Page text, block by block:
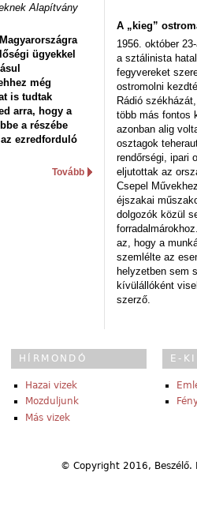
Alapítvány
ügyekkel
még
is tudtak
arra, hogy a
a részébe
ezredforduló
Tovább
A „kieg”
1956. október
a sztálinista
fegyvereket
ostromolni
Rádió
több más fontos
azonban alig
osztagok
rendőrségi, ipari
eljutottak az
Csepel
éjszakai
dolgozók közül
az, hogy a
szemlélte az
helyzetben sem
kívülállóként
szerző.
HÍRMONDÓ
Hazai vizek
Mozduljunk
Más vizek
E-
© Copyright 2016,